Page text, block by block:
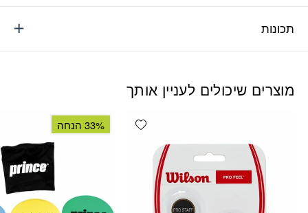
תכונות
מוצרים שיכולים לעניין אותך
Add wishlist
33% הנחה